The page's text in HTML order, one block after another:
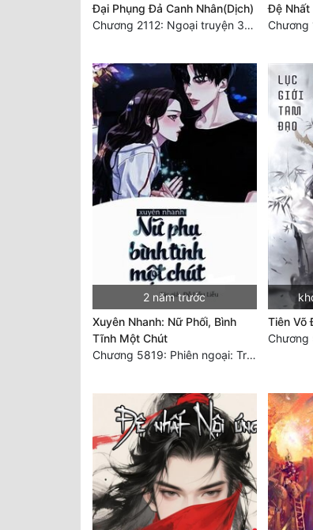
Đại Phụng Đả Canh Nhân(Dịch)
Chương 2112: Ngoại truyện 3 - Tiệc mừng công
Đệ Nhất
2 năm trước
Xuyên Nhanh: Nữ Phối, Bình
Tĩnh Một Chút
Chương 5819: Phiên ngoại: Trở lại STARS [HẾT]
Tiên Võ